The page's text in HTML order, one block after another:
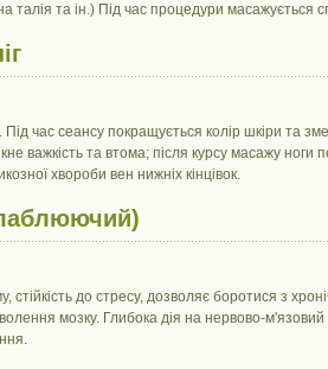
та ін.) Під час процедури масажується
час сеансу покращується колір шкіри та
важкість та втома; після курсу масажу
хвороби вен нижніх кінцівок.
стійкість до стресу, дозволяє боротися з
мозку. Глибока дія на нервово-